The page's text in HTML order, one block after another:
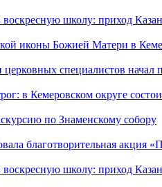
школу: приход
иконы Божией Матери в
церковных специалистов
в Кемеровском округе
по Знаменскому собору
благотворительная акция
школу: приход